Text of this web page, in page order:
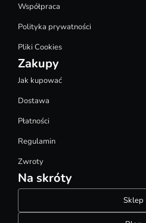
Współpraca
Polityka prywatności
Pliki Cookies
Zakupy
Jak kupować
Dostawa
Płatności
Regulamin
Zwroty
Na skróty
Sklep